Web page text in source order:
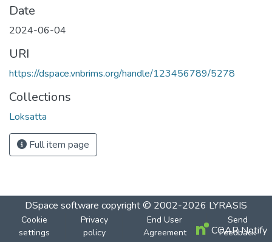
Date
2024-06-04
URI
https://dspace.vnbrims.org/handle/123456789/5278
Collections
Loksatta
Full item page
DSpace software copyright © 2002-2026 LYRASIS
Cookie
settings
Privacy
policy
End User
Agreement
Send
Feedback
COAR Notify